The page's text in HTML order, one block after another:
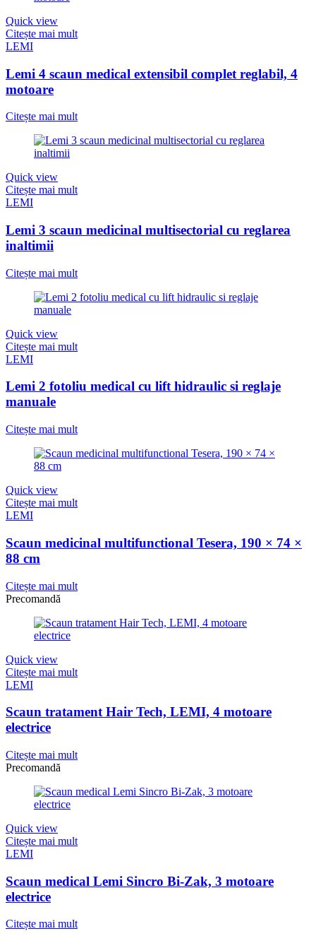
Quick view
Citește mai mult
LEMI
Lemi 4 scaun medical extensibil complet reglabil, 4
motoare
Citește mai mult
Quick view
Citește mai mult
LEMI
Lemi 3 scaun medicinal multisectorial cu reglarea
inaltimii
Citește mai mult
Quick view
Citește mai mult
LEMI
Lemi 2 fotoliu medical cu lift hidraulic si reglaje
manuale
Citește mai mult
Quick view
Citește mai mult
LEMI
Scaun medicinal multifunctional Tesera, 190 × 74 ×
88 cm
Citește mai mult
Precomandă
Quick view
Citește mai mult
LEMI
Scaun tratament Hair Tech, LEMI, 4 motoare
electrice
Citește mai mult
Precomandă
Quick view
Citește mai mult
LEMI
Scaun medical Lemi Sincro Bi-Zak, 3 motoare
electrice
Citește mai mult